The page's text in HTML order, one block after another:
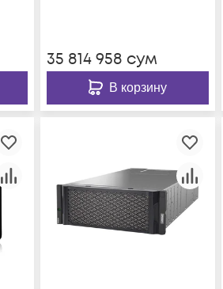
35 814 958 сум
В корзину